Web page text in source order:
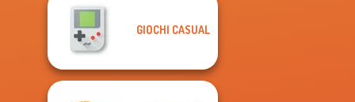
GIOCHI CASUAL